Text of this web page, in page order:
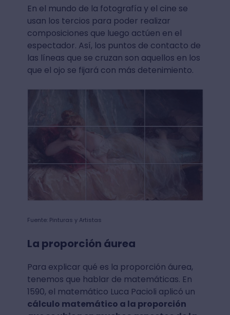
En el mundo de la fotografía y el cine se
usan los tercios para poder realizar
composiciones que luego actúen en el
espectador. Así, los puntos de contacto de
las líneas que se cruzan son aquellos en los
que el ojo se fijará con más detenimiento.
Fuente: Pinturas y Artistas
La proporción áurea
Para explicar qué es la proporción áurea,
tenemos que hablar de matemáticas. En
1590, el matemático Luca Pacioli aplicó un
cálculo matemático a la proporción